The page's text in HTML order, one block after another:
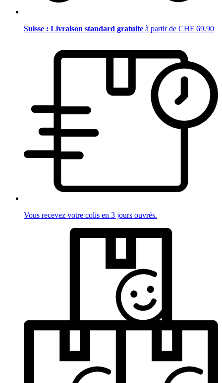
Suisse : Livraison standard gratuite à partir de CHF 69.90
Vous recevez votre colis en 3 jours ouvrés.